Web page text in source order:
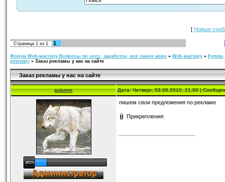
[ Новые
Страница 1 из 1 1
Форум Web-мастеру Вопросы по ucoz, заработок, всё самое ново » Web-мастеру »
рекламу » Заказ рекламы у нас на сайте
Заказ рекламы у нас на сайте
autumn Дата: Четверг, 03.06.2010, 21:00 |
пишем свои предложения по рекламе
Прикрепления: